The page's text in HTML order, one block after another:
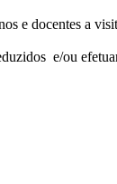
e docentes a
e/ou